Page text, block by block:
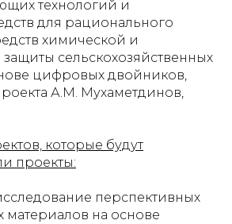
технологий и
для рационального
химической и
сельскохозяйственных
цифровых двойников,
А.М. Мухаметдинов,
которые будут
проекты:
перспективных
на основе